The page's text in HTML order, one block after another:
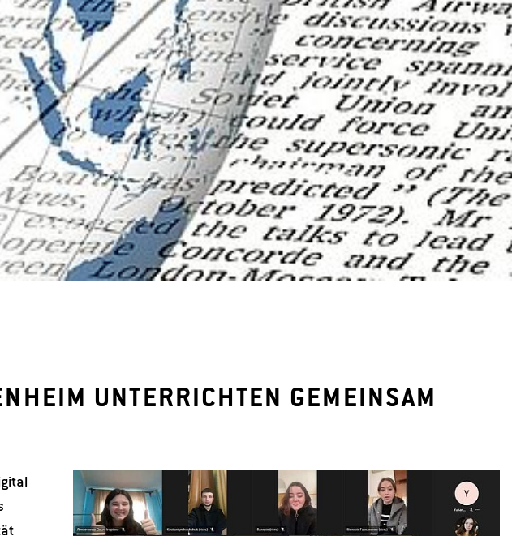
UNTERRICHTEN GEMEINSAM